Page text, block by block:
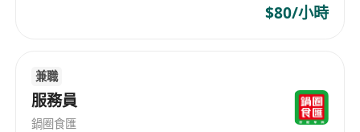
$80/小時
兼職
服務員
鍋圈食匯